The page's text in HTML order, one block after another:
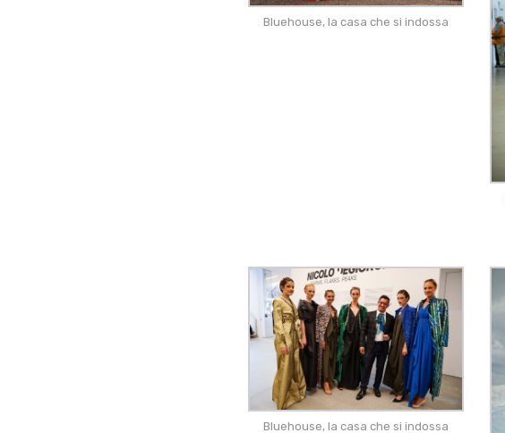
Bluehouse, la casa che si indossa
Bluehouse, la casa che si indossa